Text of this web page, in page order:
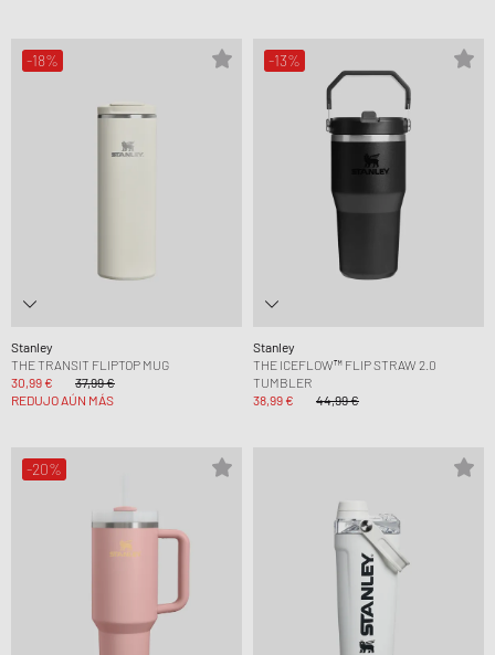
-18%
Stanley
THE TRANSIT FLIPTOP MUG
30,99 €
37,99 €
REDUJO AÚN MÁS
-13%
Stanley
THE ICEFLOW™ FLIP STRAW 2.0
TUMBLER
38,99 €
44,99 €
-20%